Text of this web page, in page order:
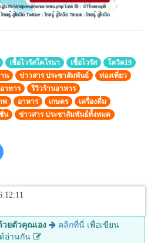
เชื้อไวรัสโคโรนา เชื้อไวรัส โควิด19
น ข่าวสาร ประชาสัมพันธ์
ท่องเที่ยว
าหาร
รีวิวร้านอาหาร
พ อาหาร เกษตร
เครื่องดื่ม
น ข่าวสาร ประชาสัมพันธ์ทั้งหมด
ยตัวคุณเอง คลิกที่นี่ เพื่อเขียน
อ่านกัน